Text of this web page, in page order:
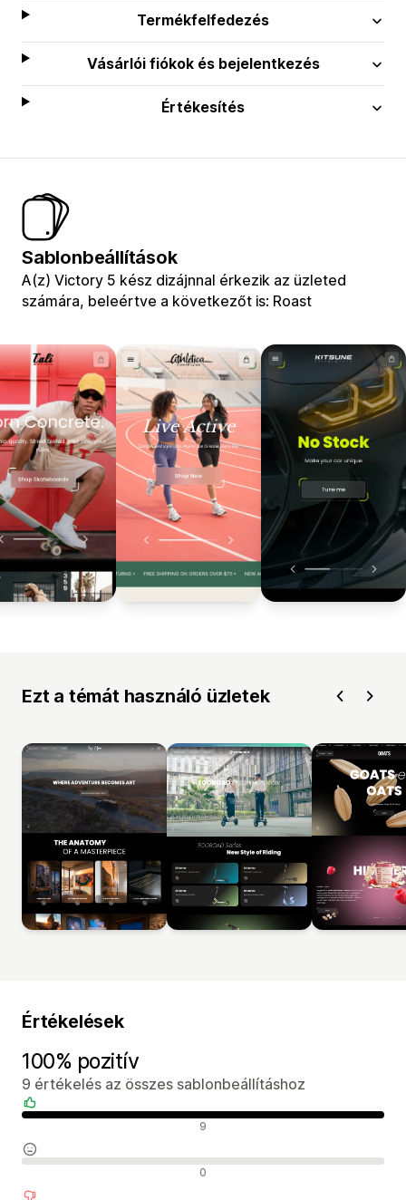
Termékfelfedezés
Vásárlói fiókok és bejelentkezés
Értékesítés
Sablonbeállítások
A(z) Victory 5 kész dizájnnal érkezik az üzleted
számára, beleértve a következőt is: Roast
Ezt a témát használó üzletek
Értékelések
100% pozitív
9 értékelés az összes sablonbeállításhoz
Pozitív értékelések 9
Semleges értékelések 0